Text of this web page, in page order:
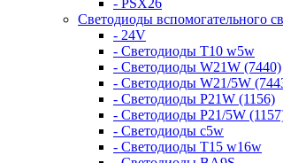
- PSX26
Светодиоды вспомогательного
- 24V
- Светодиоды T10 w5w
- Светодиоды W21W (7440)
- Светодиоды W21/5W
- Светодиоды P21W (1156)
- Светодиоды P21/5W
- Светодиоды c5w
- Светодиоды T15 w16w